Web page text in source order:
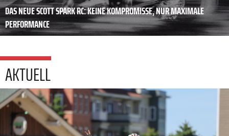
DAS NEUE SCOTT SPARK RC: KEINE KOMPROMISSE, NUR MAXIMALE
PERFORMANCE
AKTUELL